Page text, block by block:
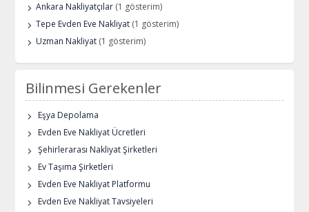
Ankara Nakliyatçılar (1 gösterim)
Tepe Evden Eve Nakliyat (1 gösterim)
Uzman Nakliyat (1 gösterim)
Bilinmesi Gerekenler
Eşya Depolama
Evden Eve Nakliyat Ücretleri
Şehirlerarası Nakliyat Şirketleri
Ev Taşıma Şirketleri
Evden Eve Nakliyat Platformu
Evden Eve Nakliyat Tavsiyeleri